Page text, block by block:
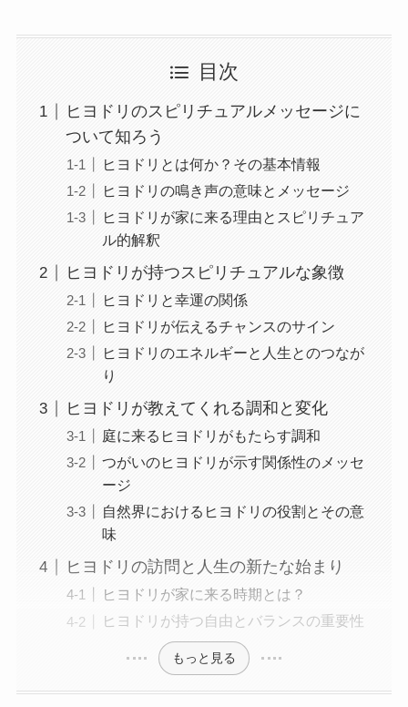
目次
ヒヨドリのスピリチュアルメッセージに
ついて知ろう
ヒヨドリとは何か？その基本情報
ヒヨドリの鳴き声の意味とメッセージ
ヒヨドリが家に来る理由とスピリチュア
ル的解釈
ヒヨドリが持つスピリチュアルな象徴
ヒヨドリと幸運の関係
ヒヨドリが伝えるチャンスのサイン
ヒヨドリのエネルギーと人生とのつなが
り
ヒヨドリが教えてくれる調和と変化
庭に来るヒヨドリがもたらす調和
つがいのヒヨドリが示す関係性のメッセ
ージ
自然界におけるヒヨドリの役割とその意
味
ヒヨドリの訪問と人生の新たな始まり
ヒヨドリが家に来る時期とは？
ヒヨドリが持つ自由とバランスの重要性
もっと見る